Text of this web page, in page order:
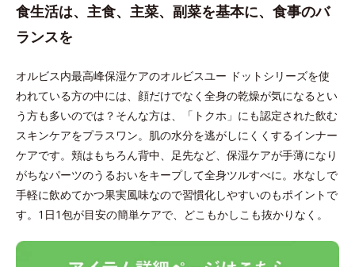
食生活は、主食、主菜、副菜を基本に、食事のバ
ランスを
オルビス内最高峰保湿ケアのオルビスユー ドットシリーズを使
われている方の中には、顔だけでなく全身の乾燥が気になるとい
う方も多いのでは？そんな方は、「トクホ」にも認定された飲む
スキンケアをプラスワン。肌の水分を逃がしにくくするインナー
ケアです。頬はもちろん背中、足先など、保湿ケアが手薄になり
がちなパーツのうるおいをキープして全身ツルすべに。水なしで
手軽に飲めてかつ果実風味なので習慣化しやすいのもポイントで
す。1日1包が目安の簡単ケアで、どこもかしこも抜かりなく。